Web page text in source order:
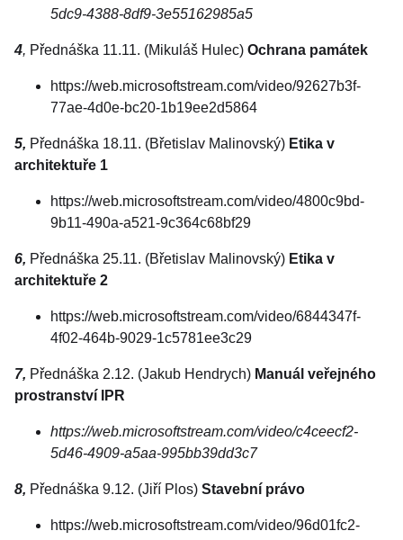
5dc9-4388-8df9-3e55162985a5
4, Přednáška 11.11. (Mikuláš Hulec) Ochrana památek
https://web.microsoftstream.com/video/92627b3f-
77ae-4d0e-bc20-1b19ee2d5864
5, Přednáška 18.11. (Břetislav Malinovský) Etika v
architektuře 1
https://web.microsoftstream.com/video/4800c9bd-
9b11-490a-a521-9c364c68bf29
6, Přednáška 25.11. (Břetislav Malinovský) Etika v
architektuře 2
https://web.microsoftstream.com/video/6844347f-
4f02-464b-9029-1c5781ee3c29
7, Přednáška 2.12. (Jakub Hendrych) Manuál veřejného
prostranství IPR
https://web.microsoftstream.com/video/c4ceecf2-
5d46-4909-a5aa-995bb39dd3c7
8, Přednáška 9.12. (Jiří Plos) Stavební právo
https://web.microsoftstream.com/video/96d01fc2-